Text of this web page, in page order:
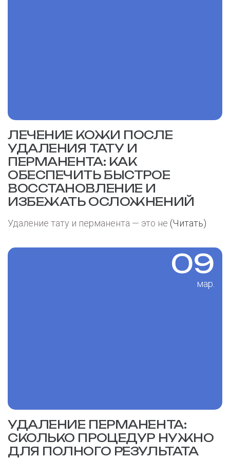
ЛЕЧЕНИЕ КОЖИ ПОСЛЕ
УДАЛЕНИЯ ТАТУ И
ПЕРМАНЕНТА: КАК
ОБЕСПЕЧИТЬ БЫСТРОЕ
ВОССТАНОВЛЕНИЕ И
ИЗБЕЖАТЬ ОСЛОЖНЕНИЙ
Удаление тату и перманента — это не (Читать)
09
мар.
УДАЛЕНИЕ ПЕРМАНЕНТА:
СКОЛЬКО ПРОЦЕДУР НУЖНО
ДЛЯ ПОЛНОГО РЕЗУЛЬТАТА